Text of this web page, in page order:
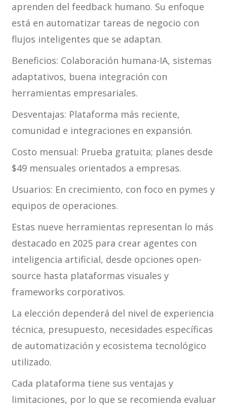
aprenden del feedback humano. Su enfoque
está en automatizar tareas de negocio con
flujos inteligentes que se adaptan.
Beneficios: Colaboración humana-IA, sistemas
adaptativos, buena integración con
herramientas empresariales.
Desventajas: Plataforma más reciente,
comunidad e integraciones en expansión.
Costo mensual: Prueba gratuita; planes desde
$49 mensuales orientados a empresas.
Usuarios: En crecimiento, con foco en pymes y
equipos de operaciones.
Estas nueve herramientas representan lo más
destacado en 2025 para crear agentes con
inteligencia artificial, desde opciones open-
source hasta plataformas visuales y
frameworks corporativos.
La elección dependerá del nivel de experiencia
técnica, presupuesto, necesidades específicas
de automatización y ecosistema tecnológico
utilizado.
Cada plataforma tiene sus ventajas y
limitaciones, por lo que se recomienda evaluar